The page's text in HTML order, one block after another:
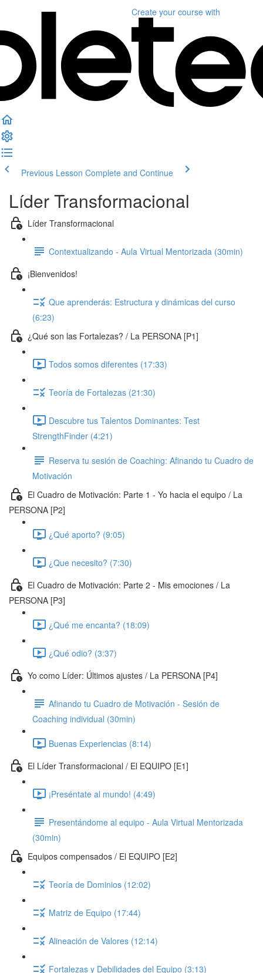
Create your course with
Previous Lesson Complete and Continue
Líder Transformacional
Líder Transformacional
Contextualizando - Aula Virtual Mentorizada (30min)
¡Bienvenidos!
Que aprenderás: Estructura y dinámicas del curso
(6:23)
¿Qué son las Fortalezas? / La PERSONA [P1]
Todos somos diferentes (17:33)
Teoría de Fortalezas (21:30)
Descubre tus Talentos Dominantes: Test
StrengthFinder (4:21)
Reserva tu sesión de Coaching: Afinando tu Cuadro de
Motivación
El Cuadro de Motivación: Parte 1 - Yo hacia el equipo / La
PERSONA [P2]
¿Qué aporto? (9:05)
¿Que necesito? (7:30)
El Cuadro de Motivación: Parte 2 - Mis emociones / La
PERSONA [P3]
¿Qué me encanta? (18:09)
¿Qué odio? (3:37)
Yo como Líder: Últimos ajustes / La PERSONA [P4]
Afinando tu Cuadro de Motivación - Sesión de
Coaching individual (30min)
Buenas Experiencias (8:14)
El Líder Transformacional / El EQUIPO [E1]
¡Preséntate al mundo! (4:49)
Presentándome al equipo - Aula Virtual Mentorizada
(30min)
Equipos compensados / El EQUIPO [E2]
Teoría de Dominios (12:02)
Matriz de Equipo (17:44)
Alineación de Valores (12:14)
Fortalezas y Debilidades del Equipo (3:13)